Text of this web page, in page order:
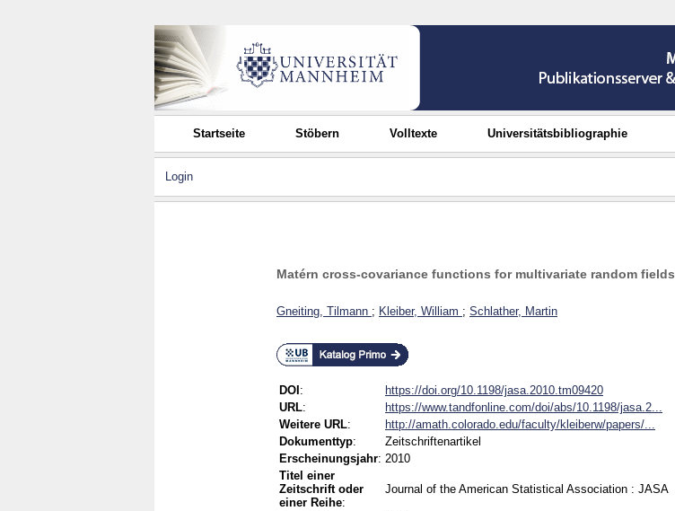
Startseite Stöbern Volltexte Universitätsbibliographie
Login
Matérn cross-covariance functions for multivariate random fields
Gneiting, Tilmann ; Kleiber, William ; Schlather, Martin
DOI :
https://doi.org/10.1198/jasa.2010.tm09420
URL:
https://www.tandfonline.com/doi/abs/10.1198/jasa.2...
Weitere URL:
http://amath.colorado.edu/faculty/kleiberw/papers/...
Dokumenttyp:
Zeitschriftenartikel
Erscheinungsjahr: 2010
Titel einer
Zeitschrift oder
einer Reihe:
Journal of the American Statistical Association : JASA